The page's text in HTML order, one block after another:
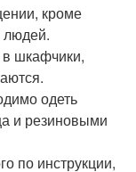
кроме
шкафчики,
одеть
и резиновыми
по инструкции,